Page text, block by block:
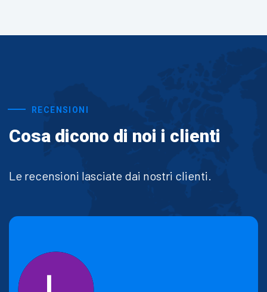
RECENSIONI
Cosa dicono di noi i clienti
Le recensioni lasciate dai nostri clienti.